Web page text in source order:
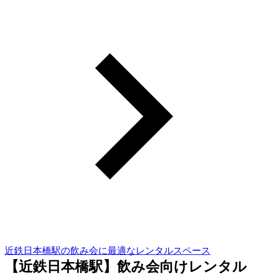
近鉄日本橋駅の飲み会に最適なレンタルスペース
【近鉄日本橋駅】飲み会向けレンタル